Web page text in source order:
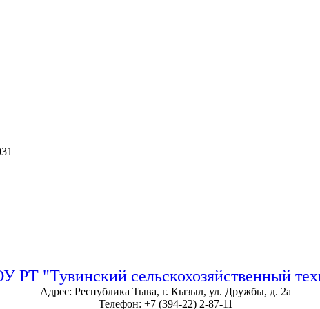
31
РТ "Тувинский сельскохозяйственный
Адрес: Республика Тыва, г. Кызыл, ул. Дружбы, д. 2а
Телефон: +7 (394-22) 2-87-11